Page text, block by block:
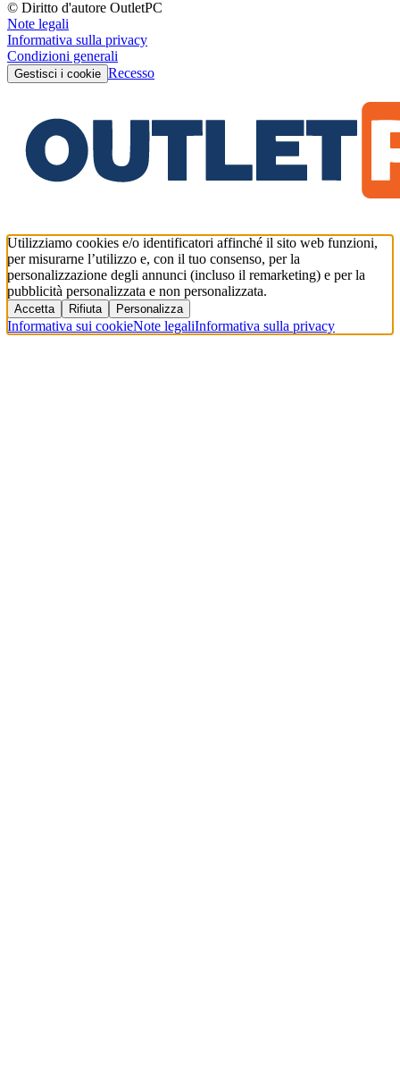
© Diritto d'autore OutletPC
Note legali
Informativa sulla privacy
Condizioni generali
Gestisci i cookie Recesso
Utilizziamo cookies e/o identificatori affinché il sito web funzioni,
per misurarne l’utilizzo e, con il tuo consenso, per la
personalizzazione degli annunci (incluso il remarketing) e per la
pubblicità personalizzata e non personalizzata.
Accetta Rifiuta Personalizza
Informativa sui cookieNote legaliInformativa sulla privacy